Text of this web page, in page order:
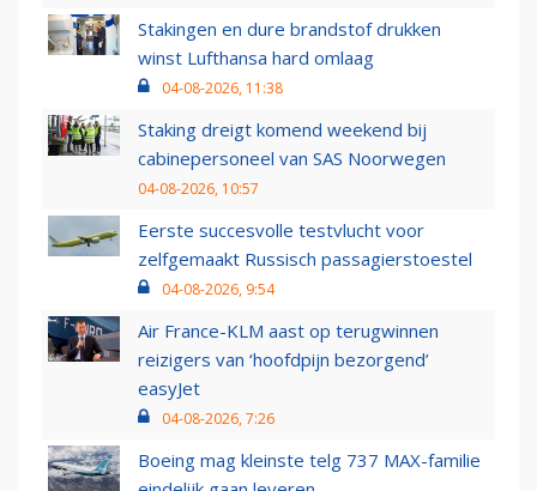
Stakingen en dure brandstof drukken
winst Lufthansa hard omlaag
04-08-2026, 11:38
Staking dreigt komend weekend bij
cabinepersoneel van SAS Noorwegen
04-08-2026, 10:57
Eerste succesvolle testvlucht voor
zelfgemaakt Russisch passagierstoestel
04-08-2026, 9:54
Air France-KLM aast op terugwinnen
reizigers van ‘hoofdpijn bezorgend’
easyJet
04-08-2026, 7:26
Boeing mag kleinste telg 737 MAX-familie